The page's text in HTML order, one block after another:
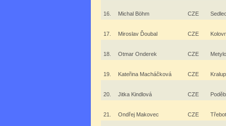
16. Michal Böhm CZE
17. Miroslav Ďoubal CZE
18. Otmar Onderek CZE
19. Kateřina Macháčková CZE
20. Jitka Kindlová CZE
21. Ondřej Makovec CZE